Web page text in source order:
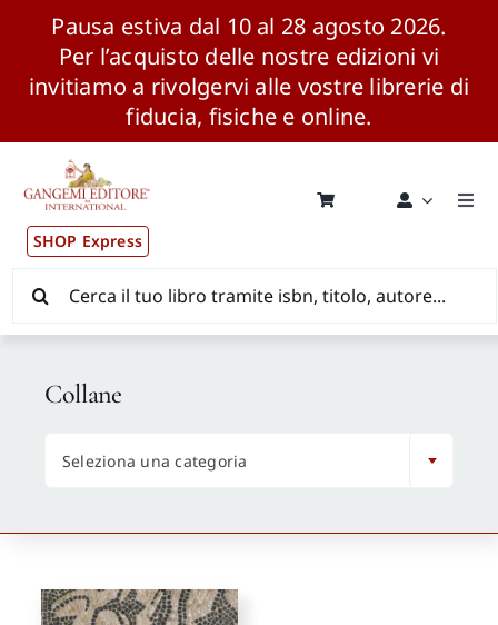
Pausa estiva dal 10 al 28 agosto 2026.
Per l’acquisto delle nostre edizioni vi
invitiamo a rivolgervi alle vostre librerie di
fiducia, fisiche e online.
contenuto
SHOP Express
Pubblicazioni
News ed Eventi
Distribuzione Wolrdwide
CONSIP / MEPA / ANVUR / CINECA
per:
Collane
Seleziona una categoria